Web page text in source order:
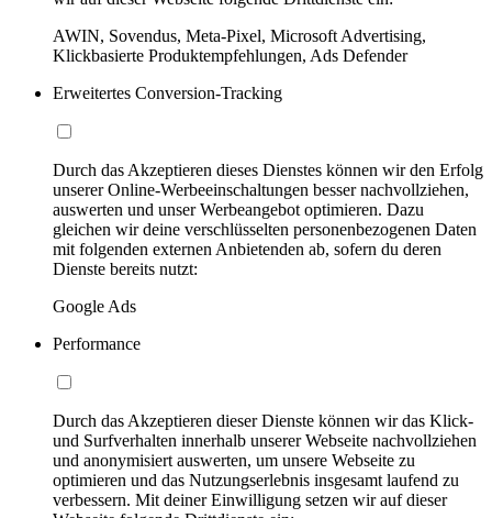
AWIN, Sovendus, Meta-Pixel, Microsoft Advertising,
Klickbasierte Produktempfehlungen, Ads Defender
Erweitertes Conversion-Tracking
Durch das Akzeptieren dieses Dienstes können wir den Erfolg
unserer Online-Werbeeinschaltungen besser nachvollziehen,
auswerten und unser Werbeangebot optimieren. Dazu
gleichen wir deine verschlüsselten personenbezogenen Daten
mit folgenden externen Anbietenden ab, sofern du deren
Dienste bereits nutzt:
Google Ads
Performance
Durch das Akzeptieren dieser Dienste können wir das Klick-
und Surfverhalten innerhalb unserer Webseite nachvollziehen
und anonymisiert auswerten, um unsere Webseite zu
optimieren und das Nutzungserlebnis insgesamt laufend zu
verbessern. Mit deiner Einwilligung setzen wir auf dieser